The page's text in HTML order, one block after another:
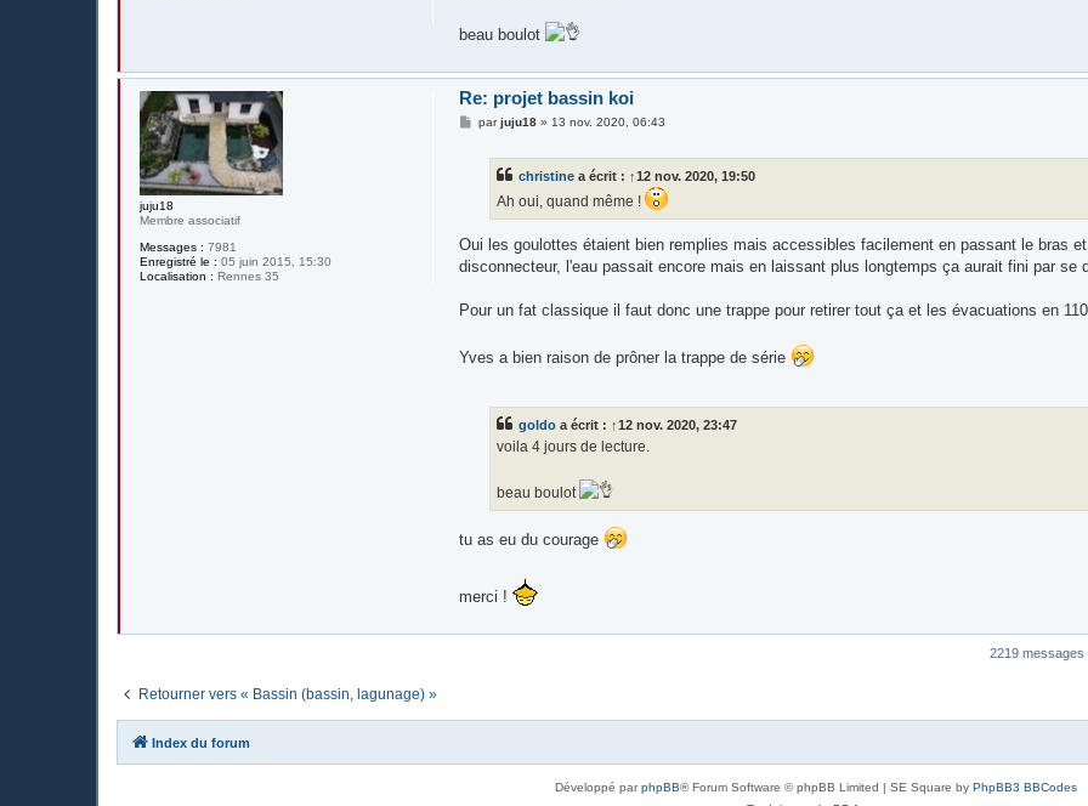
e
beau boulot
juju18
Membre associatif
Messages : 7981
Enregistré le : 05 juin 2015, 15:30
Localisation : Rennes 35
Re: projet bassin koi
Mparjuju18 » 13 nov. 2020, 06:43
christine a écrit : ↑12 nov. 2020, 19:50
Ah oui, quand même !
Oui les goulottes étaient bien remplies mais accessibles facilement en passant le bras
disconnecteur, l'eau passait encore mais en laissant plus longtemps ça aurait fini par se
Pour un fat classique il faut donc une trappe pour retirer tout ça et les évacuations en
Yves a bien raison de prôner la trappe de série
goldo a écrit : ↑12 nov. 2020, 23:47
voila 4 jours de lecture.
beau boulot
tu as eu du courage
merci !
2219 messages
Retourner vers « Bassin (bassin, lagunage) »
Index du forum
Développé parphpBB® Forum Software © phpBB Limited | SE Square by PhpBB3 BBCodes